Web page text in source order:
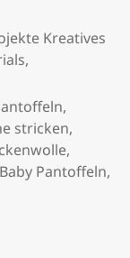
Kreatives
,
,
stricken,
,
Pantoffeln,